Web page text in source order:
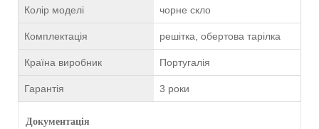
Колір моделі чорне скло
Комплектація решітка, обертова тарілка
Країна виробник Португалія
Гарантія 3 роки
Документація